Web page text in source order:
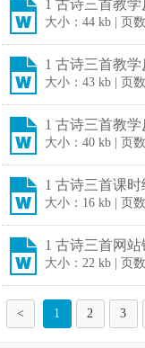
1 古诗三首教学
大小：44 kb | 页
1 古诗三首教学
大小：43 kb | 页
1 古诗三首教学
大小：40 kb | 页
1 古诗三首课时
大小：16 kb | 页
1 古诗三首网站
大小：22 kb | 页
< 1 2 3